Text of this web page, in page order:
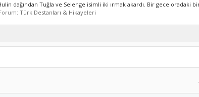
dağından Tuğla ve Selenge isimli iki ırmak akardı. Bir gece oradaki
Türk Destanları & Hikayeleri